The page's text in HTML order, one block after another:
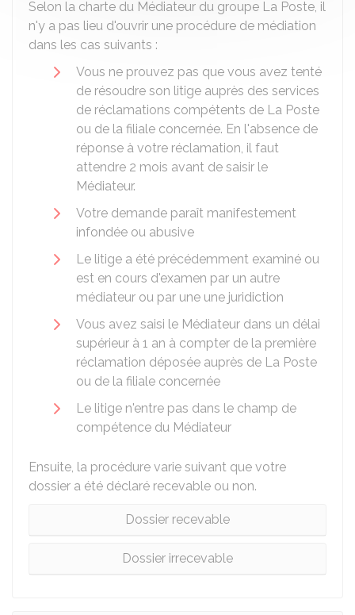
Selon la charte du Médiateur du groupe La Poste, il
n'y a pas lieu d'ouvrir une procédure de médiation
dans les cas suivants :
Vous ne prouvez pas que vous avez tenté
de résoudre son litige auprès des services
de réclamations compétents de La Poste
ou de la filiale concernée. En l'absence de
réponse à votre réclamation, il faut
attendre 2 mois avant de saisir le
Médiateur.
Votre demande paraît manifestement
infondée ou abusive
Le litige a été précédemment examiné ou
est en cours d'examen par un autre
médiateur ou par une une juridiction
Vous avez saisi le Médiateur dans un délai
supérieur à 1 an à compter de la première
réclamation déposée auprès de La Poste
ou de la filiale concernée
Le litige n'entre pas dans le champ de
compétence du Médiateur
Ensuite, la procédure varie suivant que votre
dossier a été déclaré recevable ou non.
Dossier recevable
Dossier irrecevable